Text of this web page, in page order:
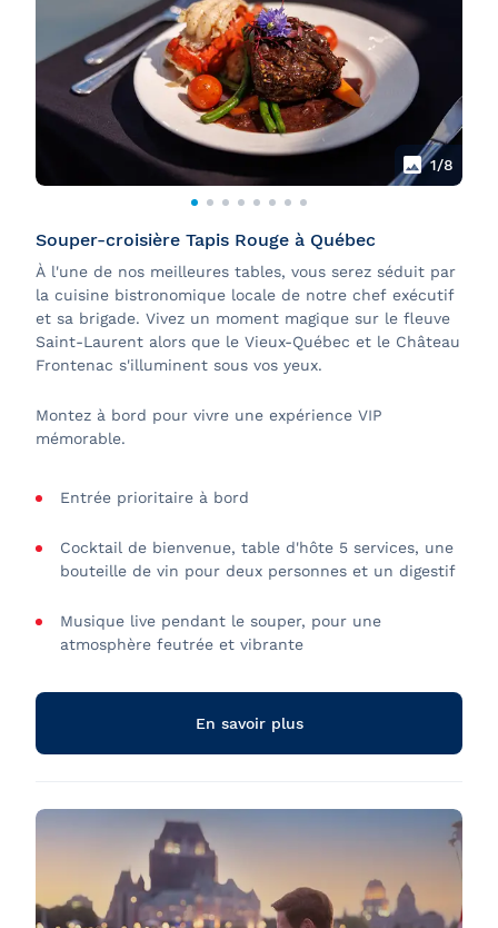
1/8
Souper-croisière Tapis Rouge à Québec
À l'une de nos meilleures tables, vous serez séduit par
la cuisine bistronomique locale de notre chef exécutif
et sa brigade. Vivez un moment magique sur le fleuve
Saint-Laurent alors que le Vieux-Québec et le Château
Frontenac s'illuminent sous vos yeux.
Montez à bord pour vivre une expérience VIP
mémorable.
Entrée prioritaire à bord
Cocktail de bienvenue, table d'hôte 5 services, une
bouteille de vin pour deux personnes et un digestif
Musique live pendant le souper, pour une
atmosphère feutrée et vibrante
Passage sous le pont de Québec et point de vue
exceptionnel sur la ville
Animation et bars sur les terrasses extérieures
En savoir plus